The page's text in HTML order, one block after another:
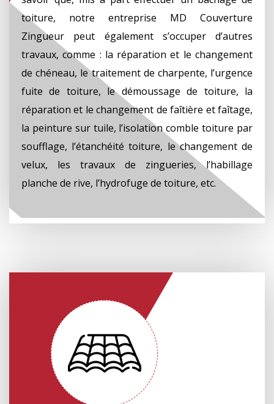
toiture, notre entreprise MD Couverture
Zingueur peut également s’occuper d’autres
travaux, comme : la réparation et le changement
de chéneau, le traitement de charpente, l’urgence
fuite de toiture, le démoussage de toiture, la
réparation et le changement de faîtière et faîtage,
la peinture sur tuile, l’isolation comble toiture par
soufflage, l’étanchéité toiture, le changement de
velux, les travaux de zingueries, l’habillage
planche de rive, l’hydrofuge de toiture, etc.